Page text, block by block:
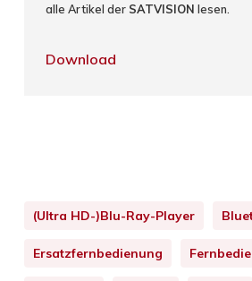
alle Artikel der SATVISION lesen.
Download
(Ultra HD-)Blu-Ray-Player
Ersatzfernbedienung